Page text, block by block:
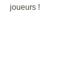
joueurs !